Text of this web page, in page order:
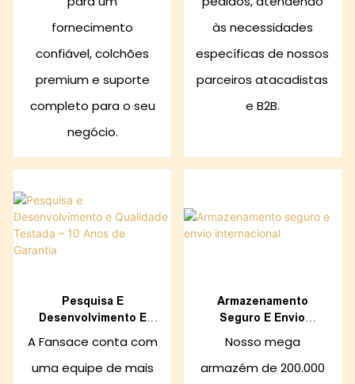
fornecimento
confiável, colchões
premium e suporte
completo para o seu
negócio.
às necessidades
específicas de nossos
parceiros atacadistas
e B2B.
Pesquisa E
Desenvolvimento E
A Fansace conta com
uma equipe de mais
Armazenamento
Seguro E Envio
Nosso mega
armazém de 200.000